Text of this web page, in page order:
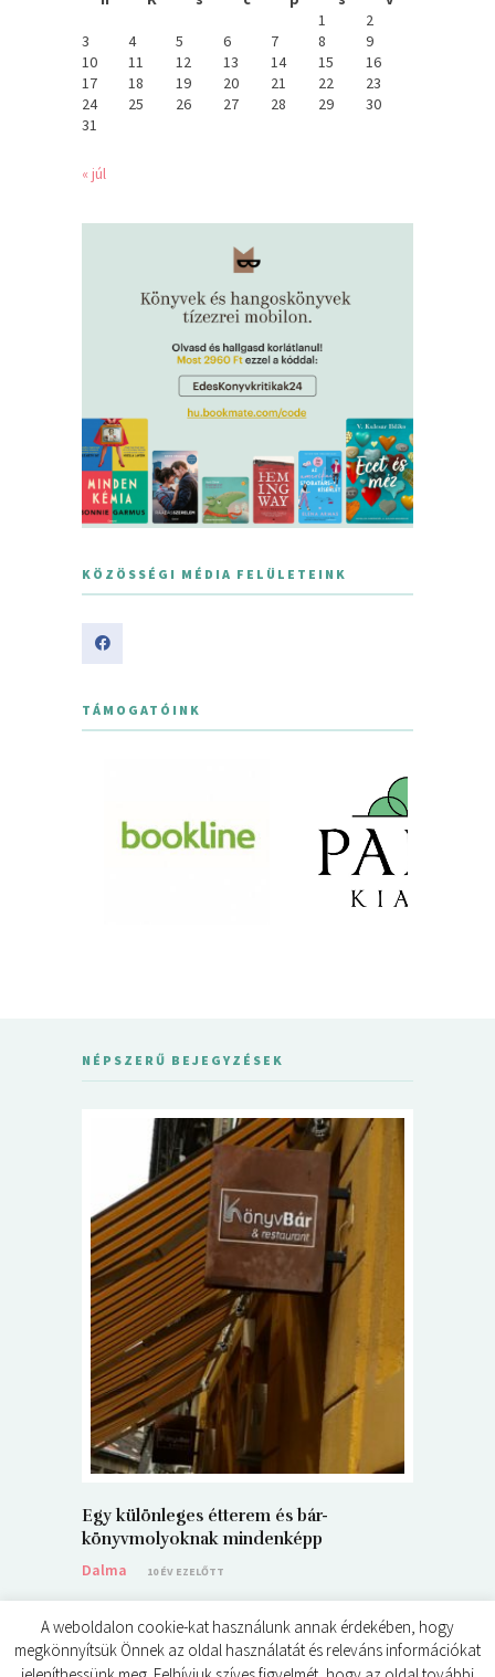
1
2
3
4 5 6 7 8
9
10
11 12 13 14 15
16
17
18 19 20 21 22
23
24
25 26 27 28 29
30
31
« júl
KÖZÖSSÉGI MÉDIA FELÜLETEINK
TÁMOGATÓINK
NÉPSZERŰ BEJEGYZÉSEK
Egy különleges étterem és bár-
könyvmolyoknak mindenképp
Dalma
10 ÉV EZELŐTT
A weboldalon cookie-kat használunk annak érdekében, hogy
megkönnyítsük Önnek az oldal használatát és releváns információkat